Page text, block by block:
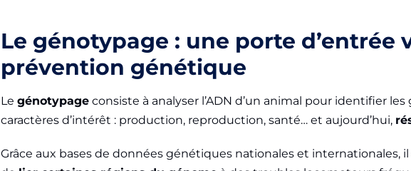
Le génotypage : une porte d’entrée
prévention génétique
Le génotypage consiste à analyser l’ADN d’un animal pour identifier les
caractères d’intérêt : production, reproduction, santé… et aujourd’hui,
Grâce aux bases de données génétiques nationales et internationales,